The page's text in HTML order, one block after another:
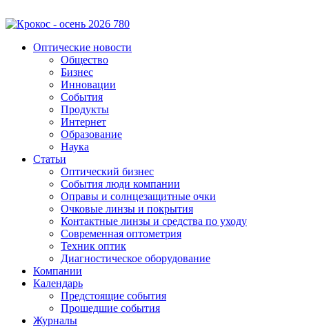
Оптические новости
Общество
Бизнес
Инновации
События
Продукты
Интернет
Образование
Наука
Статьи
Оптический бизнес
События люди компании
Оправы и солнцезащитные очки
Очковые линзы и покрытия
Контактные линзы и средства по уходу
Современная оптометрия
Техник оптик
Диагностическое оборудование
Компании
Календарь
Предстоящие события
Прошедшие события
Журналы